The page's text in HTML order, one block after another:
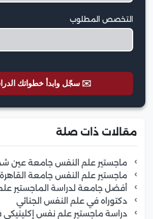
التخصص المطلوب
✉️ سجّل وابدأ خطواتك
مقالات ذات صلة
ماجستير علم النفس جامعة عين
ماجستير علم النفس جامعة القاهرة
أفضل جامعة لدراسة الماجستير
دكتوراه في علم النفس الجنائي
دراسة ماجستير علم نفس